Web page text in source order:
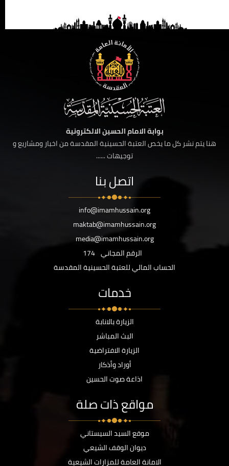
بوابة الامام الحسين الالكترونية
هنا يتم نشر كل ما يخص العتبة الحسينية المقدسة من اخبار ومشاريع و
توجيهات ......
اتصل بنا
info@imamhussain.org
maktab@imamhussain.org
media@imamhussain.org
الرقم المجاني 174
الحساب المالي للعتبة الحسينية المقدسة
خدمات
الزيارة بالانابة
البث المباشر
الزيارة الافتراضية
أوراد وأذكار
اذاعة صوت الحسين
مواقع ذات صلة
موقع السيد السيستاني
ديوان الوقف الشيعي
الامانة العامة للمزارات الشيعية